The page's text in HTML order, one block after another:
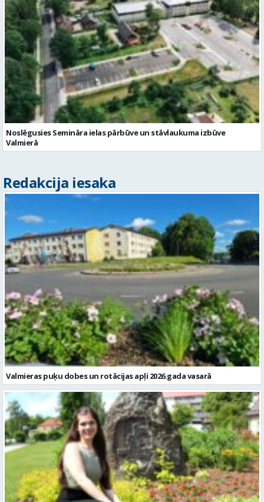
Noslēgusies Semināra ielas pārbūve un stāvlaukuma izbūve
Valmierā
Redakcija iesaka
Valmieras puķu dobes un rotācijas apļi 2026.gada vasarā